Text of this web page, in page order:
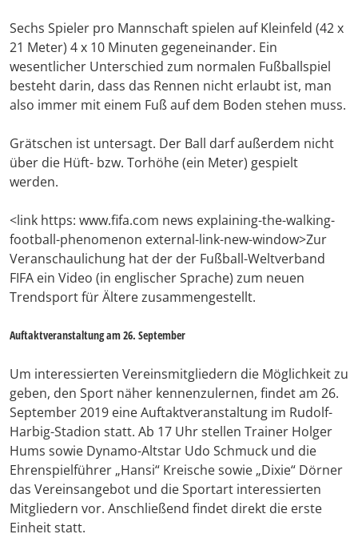
Sechs Spieler pro Mannschaft spielen auf Kleinfeld (42 x
21 Meter) 4 x 10 Minuten gegeneinander. Ein
wesentlicher Unterschied zum normalen Fußballspiel
besteht darin, dass das Rennen nicht erlaubt ist, man
also immer mit einem Fuß auf dem Boden stehen muss.
Grätschen ist untersagt. Der Ball darf außerdem nicht
über die Hüft- bzw. Torhöhe (ein Meter) gespielt
werden.
<link https: www.fifa.com news explaining-the-walking-
football-phenomenon external-link-new-window>Zur
Veranschaulichung hat der der Fußball-Weltverband
FIFA ein Video (in englischer Sprache) zum neuen
Trendsport für Ältere zusammengestellt.
Auftaktveranstaltung am 26. September
Um interessierten Vereinsmitgliedern die Möglichkeit zu
geben, den Sport näher kennenzulernen, findet am 26.
September 2019 eine Auftaktveranstaltung im Rudolf-
Harbig-Stadion statt. Ab 17 Uhr stellen Trainer Holger
Hums sowie Dynamo-Altstar Udo Schmuck und die
Ehrenspielführer „Hansi“ Kreische sowie „Dixie“ Dörner
das Vereinsangebot und die Sportart interessierten
Mitgliedern vor. Anschließend findet direkt die erste
Einheit statt.